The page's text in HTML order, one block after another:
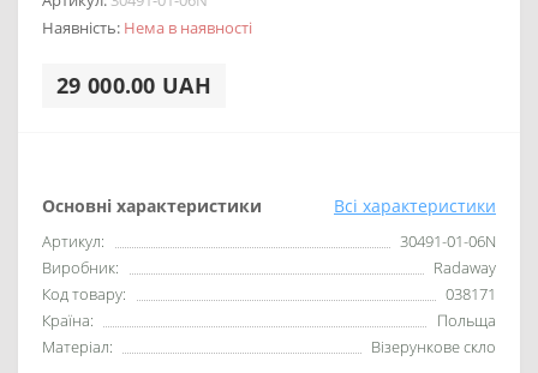
Наявність: Нема в наявності
29 000.00 UAH
Основні характеристики Всі характеристики
Артикул:
30491-01-06N
Виробник:
Radaway
Код товару:
038171
Країна:
Польща
Матеріал:
Візерункове скло